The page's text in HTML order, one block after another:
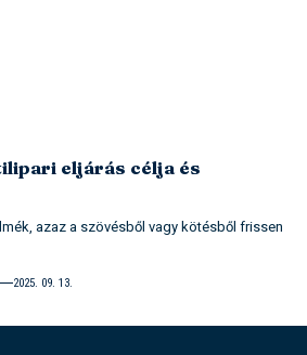
eljárás célja és
azaz a szövésből vagy kötésből frissen
2025. 09. 13.